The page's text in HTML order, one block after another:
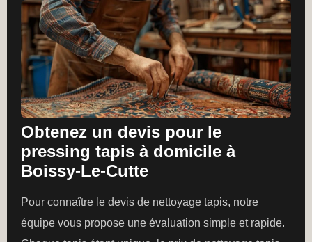
Obtenez un devis pour le
pressing tapis à domicile à
Boissy-Le-Cutte
Pour connaître le devis de nettoyage tapis, notre
équipe vous propose une évaluation simple et rapide.